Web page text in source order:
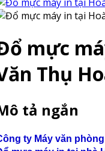
mực
Thụ
tả ngắn
ty Máy văn